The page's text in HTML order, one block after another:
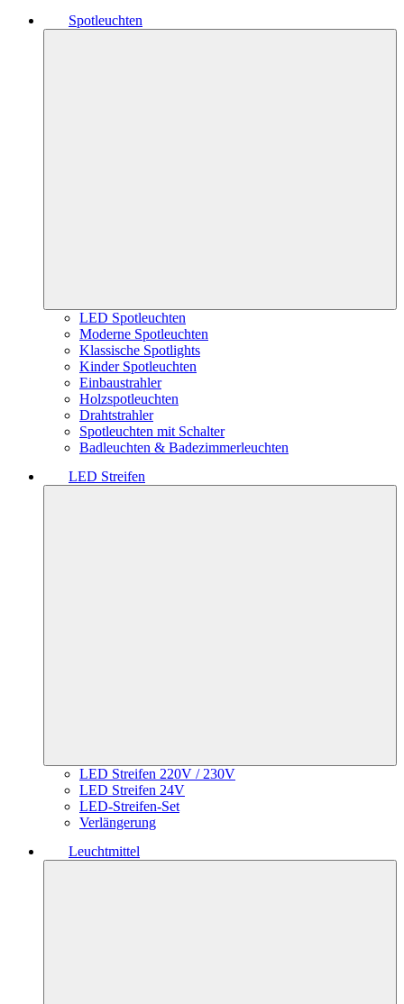
Spotleuchten
LED Spotleuchten
Moderne Spotleuchten
Klassische Spotlights
Kinder Spotleuchten
Einbaustrahler
Holzspotleuchten
Drahtstrahler
Spotleuchten mit Schalter
Badleuchten & Badezimmerleuchten
LED Streifen
LED Streifen 220V / 230V
LED Streifen 24V
LED-Streifen-Set
Verlängerung
Leuchtmittel